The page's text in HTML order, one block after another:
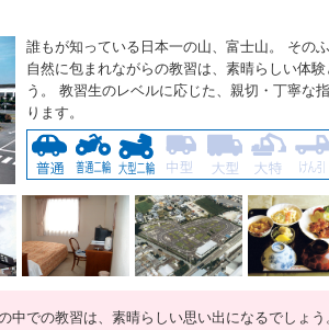
誰もが知っている日本一の山、富士山。 その
自然に包まれながらの教習は、素晴らしい体験
う。 教習生のレベルに応じた、親切・丁寧な
ります。
中での教習は、素晴らしい思い出になるでしょ